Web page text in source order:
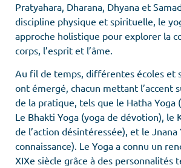
Pratyahara, Dharana, Dhyana et
discipline physique et spirituelle, le
approche holistique pour explorer la
corps, l’esprit et l’âme.
Au fil de temps, différentes écoles et
ont émergé, chacun mettant l’accent
de la pratique, tels que le Hatha Yoga
Le Bhakti Yoga (yoga de dévotion), le
de l’action désintéressée), et le Jnana
connaissance). Le Yoga a connu un
XIXe siècle grâce à des personnalités